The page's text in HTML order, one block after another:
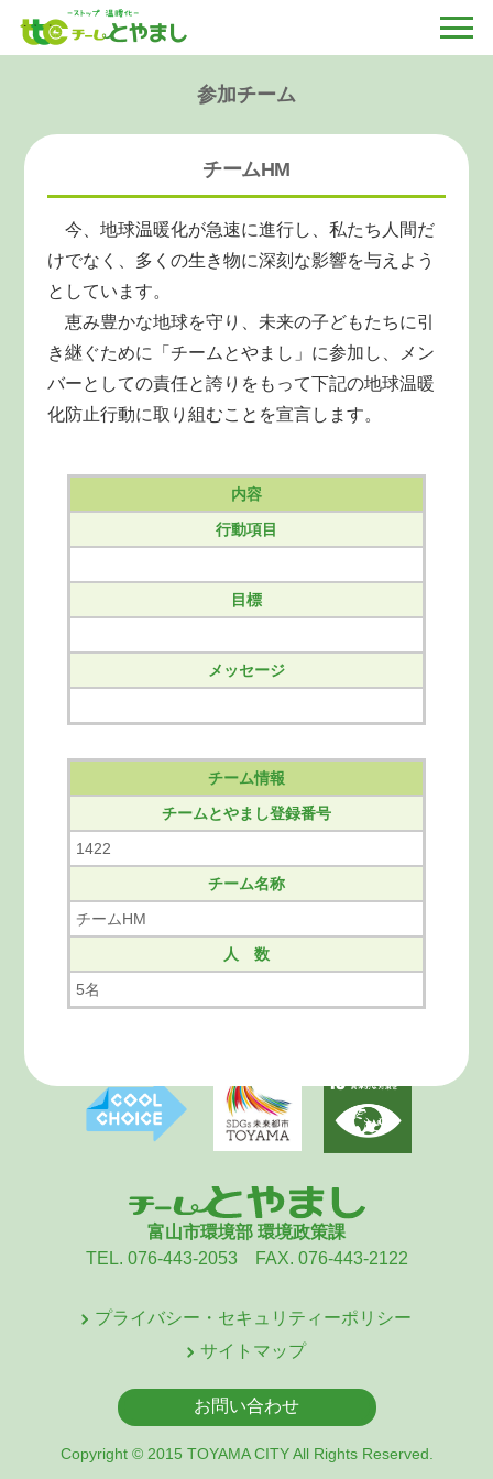
参加チーム
チームHM
今、地球温暖化が急速に進行し、私たち人間だ
けでなく、多くの生き物に深刻な影響を与えよう
としています。
恵み豊かな地球を守り、未来の子どもたちに引
き継ぐために「チームとやまし」に参加し、メン
バーとしての責任と誇りをもって下記の地球温暖
化防止行動に取り組むことを宣言します。
内容
行動項目
目標
メッセージ
チーム情報
チームとやまし登録番号
1422
チーム名称
チームHM
人 数
5名
富山市環境部 環境政策課
TEL. 076-443-2053 FAX. 076-443-2122
プライバシー・セキュリティーポリシー
サイトマップ
お問い合わせ
Copyright © 2015 TOYAMA CITY All Rights Reserved.